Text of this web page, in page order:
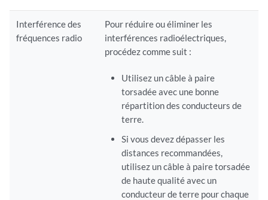
Interférence des
fréquences radio
Pour réduire ou éliminer les
interférences radioélectriques,
procédez comme suit :
Utilisez un câble à paire
torsadée avec une bonne
répartition des conducteurs de
terre.
Si vous devez dépasser les
distances recommandées,
utilisez un câble à paire torsadée
de haute qualité avec un
conducteur de terre pour chaque